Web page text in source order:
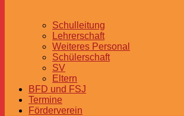
Schulleitung
Lehrerschaft
Weiteres Personal
Schülerschaft
SV
Eltern
BFD und FSJ
Termine
Förderverein